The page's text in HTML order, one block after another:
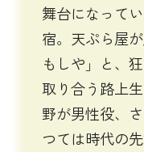
舞台になって
宿。天ぷら屋
もしや」と、
取り合う路上
野が男性役、
つては時代の